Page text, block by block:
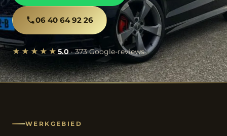
06 40 64 92 26
★★★★★ 5.0· 373 Google-reviews
WERKGEBIED